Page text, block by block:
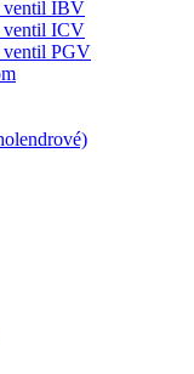
ventil IBV
ventil ICV
ventil PGV